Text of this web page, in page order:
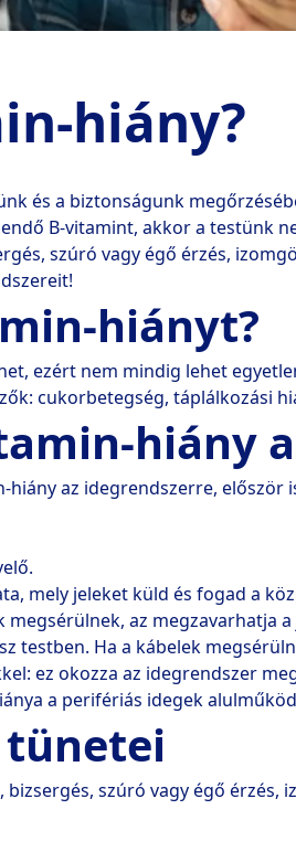
hiány?
és a biztonságunk
B-vitamint, akkor a testünk
szúró vagy égő érzés,
hiányt?
ezért nem mindig lehet
cukorbetegség, táplálkozási
hiány
az idegrendszerre, először
mely jeleket küld és fogad a
az megzavarhatja
testben. Ha a kábelek
ez okozza az idegrendszer
a perifériás idegek
szúró vagy égő érzés,